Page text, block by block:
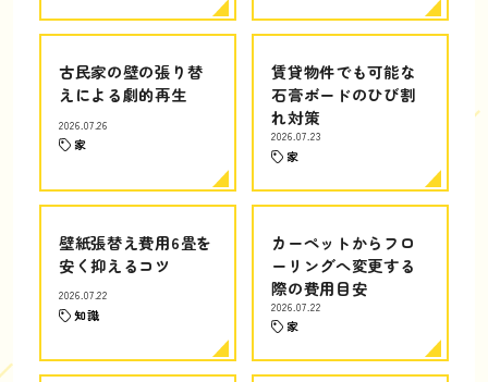
古民家の壁の張り替
えによる劇的再生
2026.07.26
家
賃貸物件でも可能な
石膏ボードのひび割
れ対策
2026.07.23
家
壁紙張替え費用6畳を
安く抑えるコツ
2026.07.22
知識
カーペットからフロ
ーリングへ変更する
際の費用目安
2026.07.22
家